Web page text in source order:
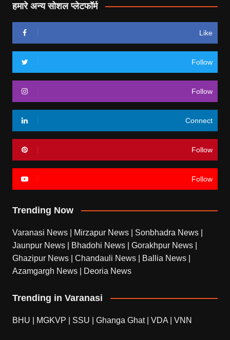
हमारे अन्य सोशल प्लेटफॉर्म
Like
Follow
Follow
Connect
Follow
Follow
Trending Now
Varanasi News Mirzapur News Sonbhadra News
Jaunpur News
Bhadohi News Gorakhpur News
Ghazipur News
Chandauli News Ballia News
Azamgargh News
Deoria News
Trending in Varanasi
BHU MGKVP SSU Ghanga Ghat| VDA VNN